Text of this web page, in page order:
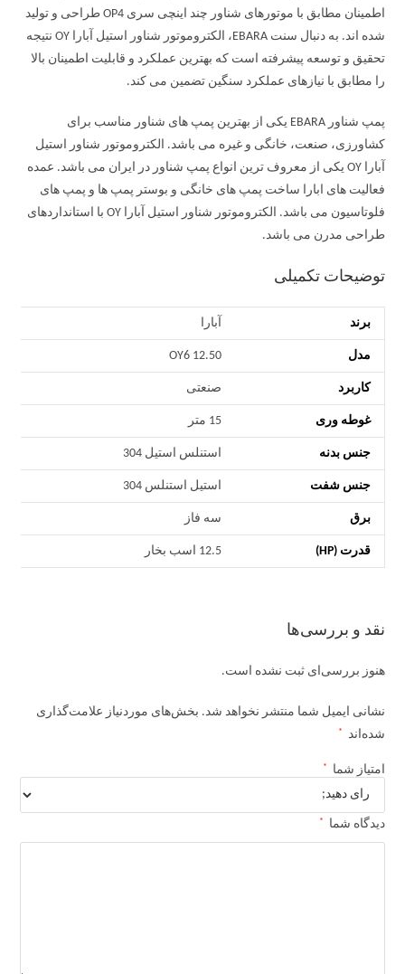
اطمینان مطابق با موتورهای شناور چند اینچی سری OP4 طراحی و تولید
شده اند. به دنبال سنت EBARA، الکتروموتور شناور استیل آبارا OY نتیجه
تحقیق و توسعه پیشرفته است که بهترین عملکرد و قابلیت اطمینان بالا
را مطابق با نیازهای عملکرد سنگین تضمین می کند.
پمپ شناور EBARA یکی از بهترین پمپ های شناور مناسب برای
کشاورزی، صنعت، خانگی و غیره می باشد. الکتروموتور شناور استیل
آبارا OY یکی از معروف ترین انواع پمپ شناور در ایران می باشد. عمده
فعالیت های ابارا ساخت پمپ های خانگی و بوستر پمپ ها و پمپ های
فلوتاسیون می باشد. الکتروموتور شناور استیل آبارا OY با استانداردهای
طراحی مدرن می باشد.
توضیحات تکمیلی
برند آبارا
مدل OY6 12.50
کاربرد صنعتی
غوطه وری 15 متر
جنس بدنه استنلس استیل 304
جنس شفت استیل استنلس 304
برق سه فاز
قدرت (HP) 12.5 اسب بخار
نقد و بررسی‌ها
هنوز بررسی‌ای ثبت نشده است.
نشانی ایمیل شما منتشر نخواهد شد. بخش‌های موردنیاز علامت‌گذاری
شده‌اند
*
امتیاز شما *
دیدگاه شما *